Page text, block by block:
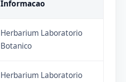
Informacao
Herbarium Laboratorio
Botanico
Herbarium Laboratorio